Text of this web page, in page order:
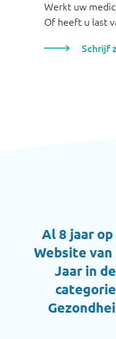
Werkt uw
Of heeft u last
Schrijf
Al 8 jaar
Website
Jaar in de
categorie